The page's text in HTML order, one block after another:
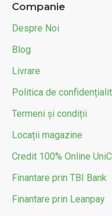
Companie
Despre Noi
Blog
Livrare
Politica de
Termeni și condiții
Locații magazine
Credit 100% Online
Finantare prin TBI Bank
Finantare prin Leanpay